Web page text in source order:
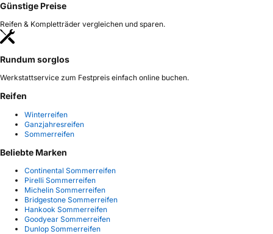
Günstige Preise
Reifen & Kompletträder vergleichen und sparen.
Rundum sorglos
Werkstattservice zum Festpreis einfach online buchen.
Reifen
Winterreifen
Ganzjahresreifen
Sommerreifen
Beliebte Marken
Continental Sommerreifen
Pirelli Sommerreifen
Michelin Sommerreifen
Bridgestone Sommerreifen
Hankook Sommerreifen
Goodyear Sommerreifen
Dunlop Sommerreifen